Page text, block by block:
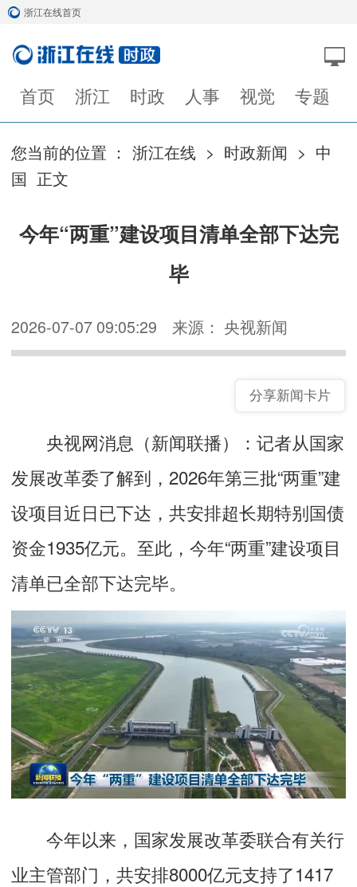
浙江在线首页
首页 浙江 时政 人事 视觉 专题
您当前的位置 ： 浙江在线 > 时政新闻 > 中
国 正文
今年“两重”建设项目清单全部下达完
毕
2026-07-07 09:05:29 来源： 央视新闻
分享新闻卡片
央视网消息 （新闻联播）：记者从国家
发展改革委了解到，2026年第三批“两重”建
设项目近日已下达，共安排超长期特别国债
资金1935亿元。至此，今年“两重”建设项目
清单已全部下达完毕。
今年以来，国家发展改革委联合有关行
业主管部门，共安排8000亿元支持了1417